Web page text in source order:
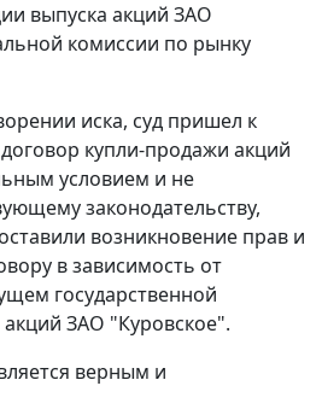
выпуска акций ЗАО
комиссии по рынку
иска, суд пришел к
купли-продажи акций
условием и не
законодательству,
возникновение прав и
в зависимость от
государственной
ЗАО "Куровское".
верным и